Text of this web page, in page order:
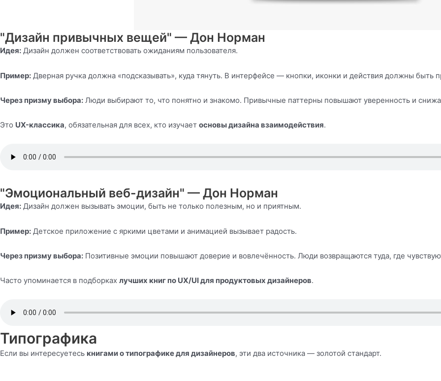
"Дизайн привычных вещей" — Дон Норман
Идея: Дизайн должен соответствовать ожиданиям пользователя.
Пример: Дверная ручка должна «подсказывать», куда тянуть. В интерфейсе — кнопки, иконки и действия должны быть
Через призму выбора: Люди выбирают то, что понятно и знакомо. Привычные паттерны повышают уверенность и
Это UX-классика, обязательная для всех, кто изучает основы дизайна взаимодействия.
"Эмоциональный веб-дизайн" — Дон Норман
Идея: Дизайн должен вызывать эмоции, быть не только полезным, но и приятным.
Пример: Детское приложение с яркими цветами и анимацией вызывает радость.
Через призму выбора: Позитивные эмоции повышают доверие и вовлечённость. Люди возвращаются туда, где
Часто упоминается в подборках лучших книг по UX/UI для продуктовых дизайнеров.
Типографика
Если вы интересуетесь книгами о типографике для дизайнеров, эти два источника — золотой стандарт.